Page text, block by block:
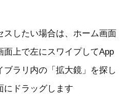
スしたい場合は、ホーム画面
面上で左にスワイプしてApp
ラリ内の「拡大鏡」を探し
にドラッグします